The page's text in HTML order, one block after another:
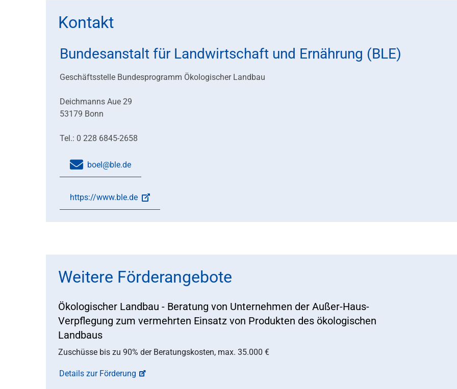
Kontakt
Bundesanstalt für Landwirtschaft und Ernährung (BLE)
Geschäftsstelle Bundesprogramm Ökologischer Landbau
Deichmanns Aue 29
53179 Bonn
Tel.: 0 228 6845-2658
boel@ble.de
https://www.ble.de
Weitere Förderangebote
Ökologischer Landbau - Beratung von Unternehmen der Außer-Haus-
Verpflegung zum vermehrten Einsatz von Produkten des ökologischen
Landbaus
Zuschüsse bis zu 90% der Beratungskosten, max. 35.000 €
Details zur Förderung